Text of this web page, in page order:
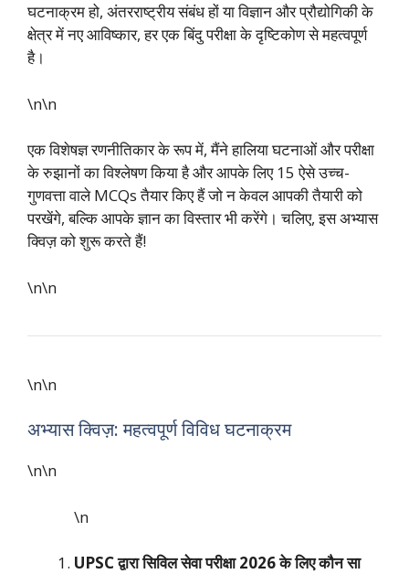
घटनाक्रम हो, अंतरराष्ट्रीय संबंध हों या विज्ञान और प्रौद्योगिकी के
क्षेत्र में नए आविष्कार, हर एक बिंदु परीक्षा के दृष्टिकोण से महत्वपूर्ण
है।
\n\n
एक विशेषज्ञ रणनीतिकार के रूप में, मैंने हालिया घटनाओं और परीक्षा
के रुझानों का विश्लेषण किया है और आपके लिए 15 ऐसे उच्च-
गुणवत्ता वाले MCQs तैयार किए हैं जो न केवल आपकी तैयारी को
परखेंगे, बल्कि आपके ज्ञान का विस्तार भी करेंगे। चलिए, इस अभ्यास
क्विज़ को शुरू करते हैं!
\n\n
\n\n
अभ्यास क्विज़: महत्वपूर्ण विविध घटनाक्रम
\n\n
\n
UPSC द्वारा सिविल सेवा परीक्षा 2026 के लिए कौन सा